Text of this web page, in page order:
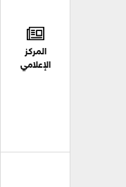
المركز
الإعلامي